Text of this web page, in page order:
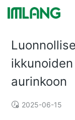
aurinkoon
2025-06-15